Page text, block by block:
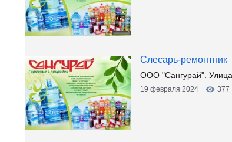
Слесарь-ремонтник
ООО "Сангурай".
19 февраля 2024 377